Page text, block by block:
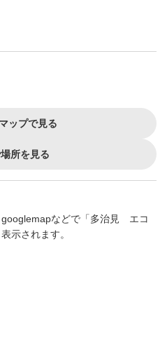
ップで見る
所を見る
などで「多治見 エコ
示されます。